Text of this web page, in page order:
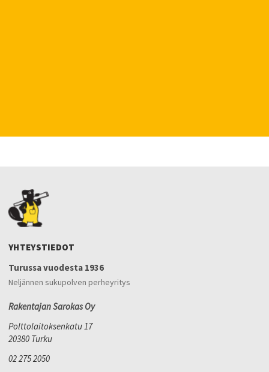
YHTEYSTIEDOT
Turussa vuodesta 1936
Neljännen sukupolven perheyritys
Rakentajan Sarokas Oy
Polttolaitoksenkatu 17
20380 Turku
02 275 2050